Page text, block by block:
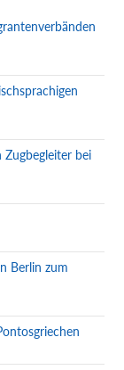
bei
Berlin zum